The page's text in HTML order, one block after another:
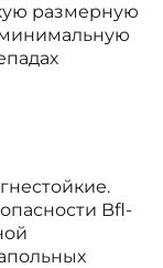
размерную
минимальную
Bfl-